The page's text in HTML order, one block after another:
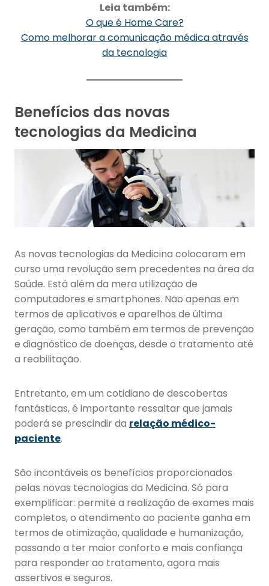
Leia também:
O que é Home Care?
Como melhorar a comunicação médica através
da tecnologia
Benefícios das novas
tecnologias da Medicina
As novas tecnologias da Medicina colocaram em
curso uma revolução sem precedentes na área da
Saúde. Está além da mera utilização de
computadores e smartphones. Não apenas em
termos de aplicativos e aparelhos de última
geração, como também em termos de prevenção
e diagnóstico de doenças, desde o tratamento até
a reabilitação.
Entretanto, em um cotidiano de descobertas
fantásticas, é importante ressaltar que jamais
poderá se prescindir da relação médico-
paciente.
São incontáveis os benefícios proporcionados
pelas novas tecnologias da Medicina. Só para
exemplificar: permite a realização de exames mais
completos, o atendimento ao paciente ganha em
termos de otimização, qualidade e humanização,
passando a ter maior conforto e mais confiança
para responder ao tratamento, agora mais
assertivos e seguros.